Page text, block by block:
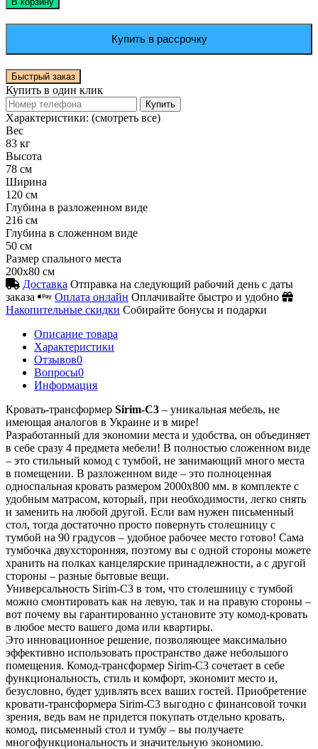
Купить в рассрочку
Быстрый заказ
Купить в один клик
Купить
Характеристики: (смотреть все)
Вес
83 кг
Высота
78 см
Ширина
120 см
Глубина в разложенном виде
216 см
Глубина в сложенном виде
50 см
Размер спального места
200х80 см
Доставка Отправка на следующий рабочий день с даты
заказа
Оплата онлайн Оплачивайте быстро и удобно
Накопительные скидки Собирайте бонусы и подарки
Описание товара
Характеристики
Отзывов0
Вопросы0
Информация
Кровать-трансформер Sirim-C3 – уникальная мебель, не
имеющая аналогов в Украине и в мире!
Разработанный для экономии места и удобства, он объединяет
в себе сразу 4 предмета мебели! В полностью сложенном виде
– это стильный комод с тумбой, не занимающий много места
в помещении. В разложенном виде – это полноценная
односпальная кровать размером 2000х800 мм. в комплекте с
удобным матрасом, который, при необходимости, легко снять
и заменить на любой другой. Если вам нужен письменный
стол, тогда достаточно просто повернуть столешницу с
тумбой на 90 градусов – удобное рабочее место готово! Сама
тумбочка двухсторонняя, поэтому вы с одной стороны можете
хранить на полках канцелярские принадлежности, а с другой
стороны – разные бытовые вещи.
Универсальность Sirim-C3 в том, что столешницу с тумбой
можно смонтировать как на левую, так и на правую стороны –
вот почему вы гарантированно установите эту комод-кровать
в любое место вашего дома или квартиры.
Это инновационное решение, позволяющее максимально
эффективно использовать пространство даже небольшого
помещения. Комод-трансформер Sirim-C3 сочетает в себе
функциональность, стиль и комфорт, экономит место и,
безусловно, будет удивлять всех ваших гостей. Приобретение
кровати-трансформера Sirim-C3 выгодно с финансовой точки
зрения, ведь вам не придется покупать отдельно кровать,
комод, письменный стол и тумбу – вы получаете
многофункциональность и значительную экономию.